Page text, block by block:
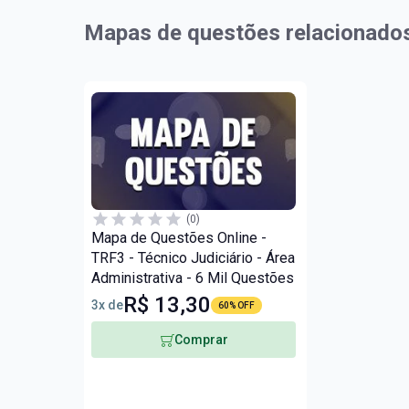
Mapas de questões
(0)
Mapa de Questões Online -
TRF3 - Técnico Judiciário - Área
Administrativa - 6 Mil Questões
3x deR$ 13,30 60% OFF
Comprar